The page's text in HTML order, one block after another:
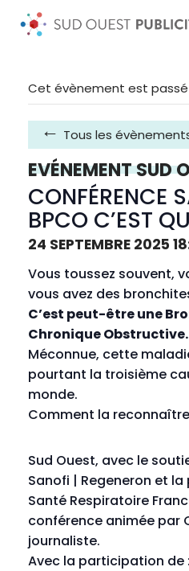
Cet évènement est passé
Tous les
EVÉNEMENT SUD
CONFÉRENCE
BPCO C’EST
24 SEPTEMBRE 2025
Vous toussez souvent,
vous avez des
C’est peut-être une
Chronique Obstructive.
Méconnue, cette
pourtant la troisième
monde.
Comment la
Sud Ouest, avec le
Sanofi | Regeneron et
Santé Respiratoire
conférence animée par
journaliste.
Avec la participation de :